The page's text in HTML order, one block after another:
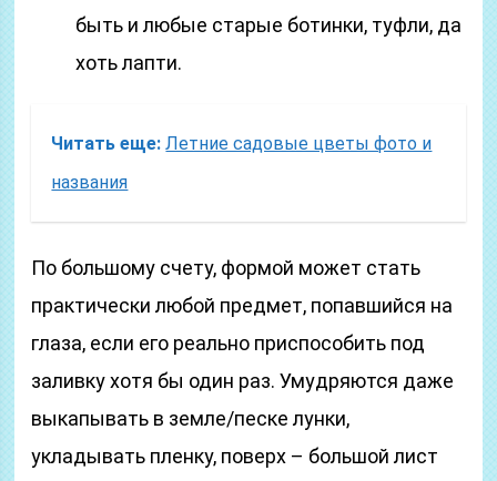
быть и любые старые ботинки, туфли, да
хоть лапти.
Читать еще: Летние садовые цветы фото и
названия
По большому счету, формой может стать
практически любой предмет, попавшийся на
глаза, если его реально приспособить под
заливку хотя бы один раз. Умудряются даже
выкапывать в земле/песке лунки,
укладывать пленку, поверх – большой лист